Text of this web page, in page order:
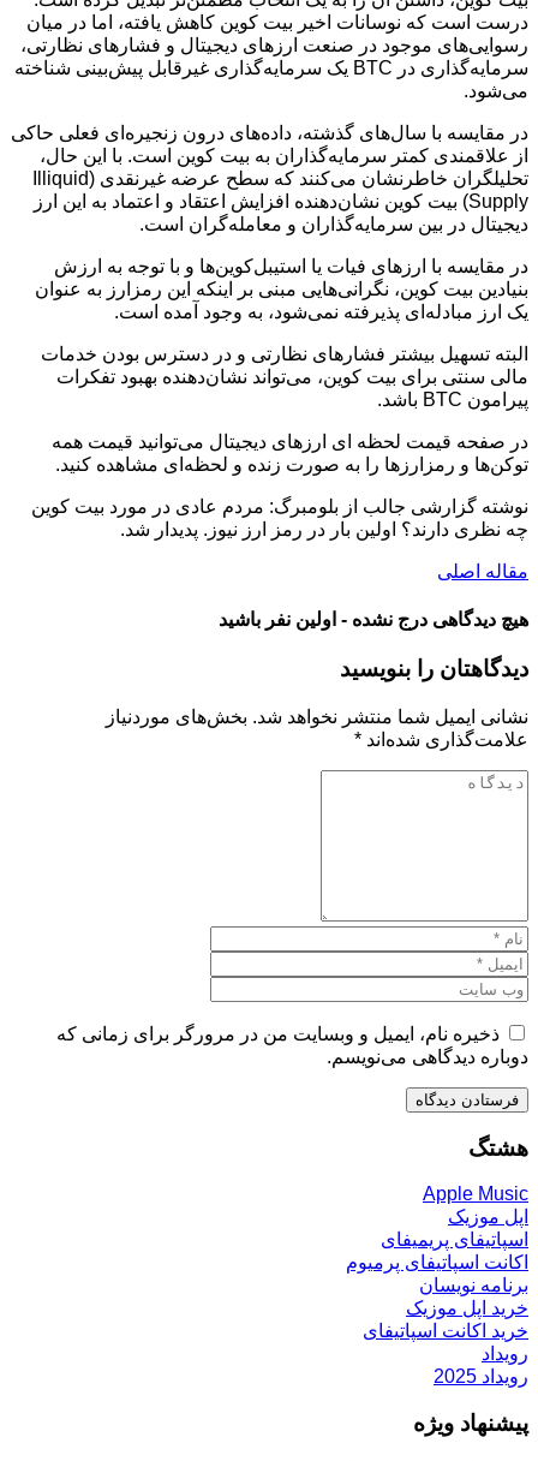
درست است که نوسانات اخیر بیت کوین کاهش یافته، اما در میان
رسوایی‌های موجود در صنعت ارزهای دیجیتال و فشارهای نظارتی،
سرمایه‌گذاری در BTC یک سرمایه‌گذاری غیرقابل پیش‌بینی شناخته
می‌شود.
در مقایسه با سال‌های گذشته، داده‌های درون زنجیره‌ای فعلی حاکی
از علاقمندی کمتر سرمایه‌گذاران به بیت کوین است. با این حال،
تحلیلگران خاطرنشان می‌کنند که سطح عرضه غیرنقدی (Illiquid
Supply) بیت کوین نشان‌دهنده افزایش اعتقاد و اعتماد به این ارز
دیجیتال در بین سرمایه‌گذاران و معامله‌گران است.
در مقایسه با ارزهای فیات یا استیبل‌کوین‌ها و با توجه به ارزش
بنیادین بیت کوین، نگرانی‌هایی مبنی بر اینکه این رمزارز به عنوان
یک ارز مبادله‌ای پذیرفته نمی‌شود، به وجود آمده است.
البته تسهیل بیشتر فشارهای نظارتی و در دسترس بودن خدمات
مالی سنتی برای بیت کوین، می‌تواند نشان‌دهنده بهبود تفکرات
پیرامون BTC باشد.
در صفحه قیمت لحظه ای ارزهای دیجیتال می‌توانید قیمت همه
توکن‌ها و رمزارزها را به صورت زنده و لحظه‌ای مشاهده کنید.
نوشته گزارشی جالب از بلومبرگ: مردم عادی در مورد بیت کوین
چه نظری دارند؟ اولین بار در رمز ارز نیوز. پدیدار شد.
مقاله اصلی
هیچ دیدگاهی درج نشده - اولین نفر باشید
دیدگاهتان را بنویسید
نشانی ایمیل شما منتشر نخواهد شد. بخش‌های موردنیاز
علامت‌گذاری شده‌اند *
ذخیره نام، ایمیل و وبسایت من در مرورگر برای زمانی که
دوباره دیدگاهی می‌نویسم.
هشتگ
Apple Music
اپل موزیک
اسپاتیفای پریمیفای
اکانت اسپاتیفای پرمیوم
برنامه نویسان
خرید اپل موزیک
خرید اکانت اسپاتیفای
رویداد
رویداد 2025
پیشنهاد ویژه